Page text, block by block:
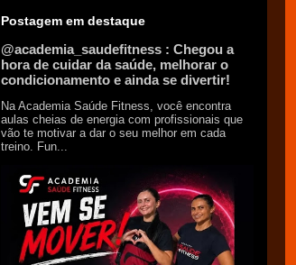
Postagem em destaque
@academia_saudefitness : Chegou a
hora de cuidar da saúde, melhorar o
condicionamento e ainda se divertir!
Na Academia Saúde Fitness, você encontra
aulas cheias de energia com profissionais que
vão te motivar a dar o seu melhor em cada
treino. Fun...